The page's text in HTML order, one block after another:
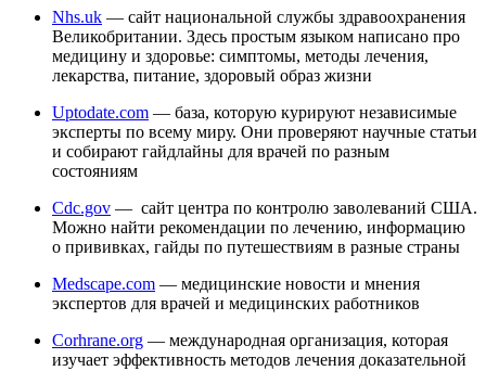
Nhs.uk — сайт национальной службы здравоохранения
Великобритании. Здесь простым языком написано про
медицину и здоровье: симптомы, методы лечения,
лекарства, питание, здоровый образ жизни
Uptodate.com — база, которую курируют независимые
эксперты по всему миру. Они проверяют научные статьи
и собирают гайдлайны для врачей по разным
состояниям
Cdc.gov — сайт центра по контролю заволеваний США.
Можно найти рекомендации по лечению, информацию
о прививках, гайды по путешествиям в разные страны
Medscape.com — медицинские новости и мнения
экспертов для врачей и медицинских работников
Corhrane.org — международная организация, которая
изучает эффективность методов лечения доказательной